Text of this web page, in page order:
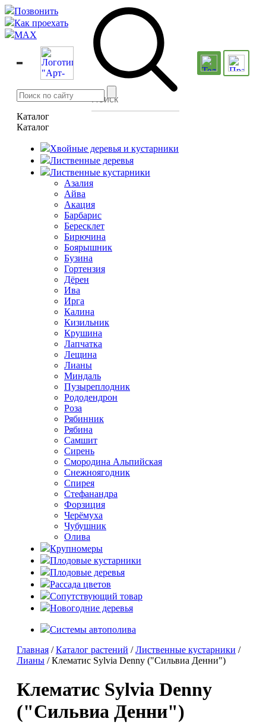
Позвонить
Как проехать
MAX
Каталог
Каталог
Хвойные деревья и кустарники
Лиственные деревья
Лиственные кустарники
Азалия
Айва
Акация
Барбарис
Бересклет
Бирючина
Боярышник
Бузина
Гортензия
Дёрен
Ива
Ирга
Калина
Кизильник
Крушина
Лапчатка
Лещина
Лианы
Миндаль
Пузыреплодник
Рододендрон
Роза
Рябинник
Рябина
Самшит
Сирень
Смородина Альпийская
Снежноягодник
Спирея
Стефанандра
Форзиция
Черёмуха
Чубушник
Олива
Крупномеры
Плодовые кустарники
Плодовые деревья
Рассада цветов
Сопутствующий товар
Новогодние деревья
Системы автополива
Главная /Каталог растений /Лиственные кустарники /
Лианы / Клематис Sylvia Denny ("Сильвиа Денни")
Клематис Sylvia Denny
("Сильвиа Денни")